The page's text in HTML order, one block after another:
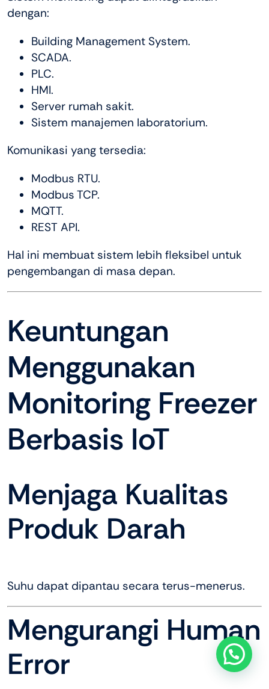
dengan:
Building Management System.
SCADA.
PLC.
HMI.
Server rumah sakit.
Sistem manajemen laboratorium.
Komunikasi yang tersedia:
Modbus RTU.
Modbus TCP.
MQTT.
REST API.
Hal ini membuat sistem lebih fleksibel untuk
pengembangan di masa depan.
Keuntungan
Menggunakan
Monitoring Freezer
Berbasis IoT
Menjaga Kualitas
Produk Darah
Suhu dapat dipantau secara terus-menerus.
Mengurangi Human
Error